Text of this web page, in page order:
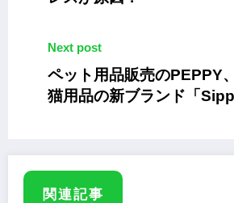
Next post
ペット用品販売のPEPPY
猫用品の新ブランド「
関連記事